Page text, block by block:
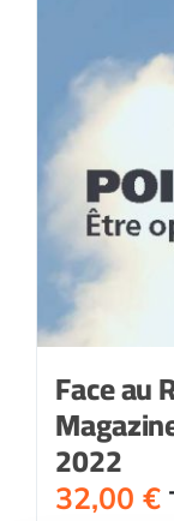
Face au
2022
32,00 €